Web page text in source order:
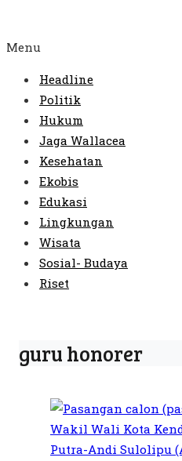
Menu
Headline
Politik
Hukum
Jaga Wallacea
Kesehatan
Ekobis
Edukasi
Lingkungan
Wisata
Sosial- Budaya
Riset
guru honorer